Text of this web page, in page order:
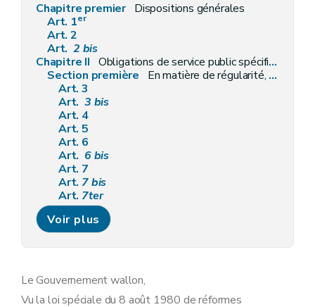
Chapitre premier Dispositions générales
Art. 1er
Art. 2
Art. 2 bis
Chapitre II Obligations de service public spécifiques aux fournisseurs
Section première
En matière de régularité, qualité et facturation des fournitures
Art. 3
Art. 3 bis
Art. 4
Art. 5
Art. 6
Art. 6bis
Art. 7
Art. 7bis
Art. 7ter
Art. 8
Art.8bis
Art. 9
Section 2 En matière d'information et de sensibilisation à l'utilisation rationnelle de l'énergie et aux énergies renouvelables
Art. 12
Voir plus
Le Gouvernement wallon,
Vu la loi spéciale du 8 août 1980 de réformes